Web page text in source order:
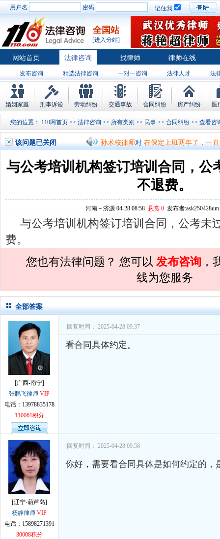
用户名 密码 记住我
全国站
[进入分站]
网站首页 法律咨询 找律师 律师在线
发布咨询 精选法律咨询 一对一咨询 法律人才 法
律师排行
婚姻家庭 刑事诉讼 劳动纠纷 交通事故 合同纠纷 房产纠纷 医
您的位置： 110网首页 >> 法律咨询 >> 所有类别 >> 民事 >> 合同纠纷 >>
该问题已关闭
孙术校律师 将满19周岁，偷了一部
孙术校律师 对 邻居房基地侵权，中院
孙术校律师对 在保定上班两年了，一
孙术校律师对你好，我2016年离的婚
对房产交易问题
孙术校律师对夫妻共同财产假如妻子
民事诉讼法院指定的举
孙术校律师对离婚法律怎么判？有一
孙术校律师 对律师您好。我是2018年
对 将满19周岁，偷了一部
孙术校律师对
与公考培训机构签订培训合同，公
不退费。
河南－济源 04-28 08:58 悬赏 0 发布者
与公考培训机构签订培训合同，公考未
费。
您也有法律问题？ 您可以 发布咨询 ，
线为您服务
全部答案
[广西-南宁]
张鹏飞律师 VIP
电话：13978835178
110061积分
回复时间： 2025-04-28 09:37
看合同具体约定。
[辽宁-葫芦岛]
杨静律师 VIP
电话：15898271391
30008积分
回复时间： 2025-04-28 09:58
你好，需要看合同具体是如何约定的，